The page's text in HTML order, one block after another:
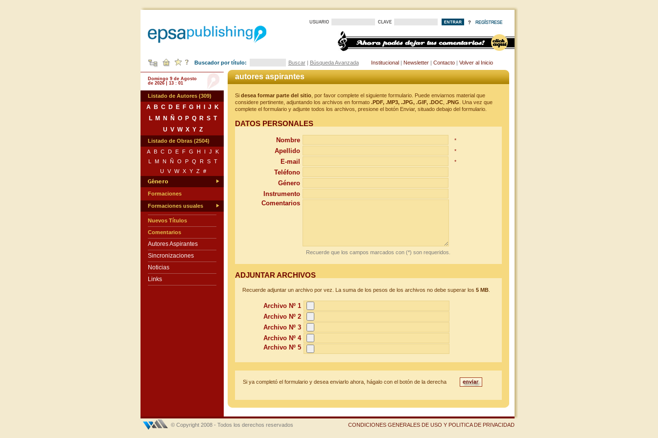
Buscador por título: Buscar| Búsqueda Avanzada Institucional| Newsletter| Contacto| Volver al Inicio
Domingo 9 de Agosto
de 2026 | 13 : 01
Listado de Autores (309)
A B C D E F G H J
K
L
M N Ñ O P Q R S T
U V W X Y Z
Listado de Obras (2504)
A
B C D E F G H I J
K
L
M N Ñ O P Q R S T
U
V W X Y Z #
Formaciones
Formaciones usuales
Nuevos Títulos
Comentarios
Autores Aspirantes
Sincronizaciones
Noticias
Links
autores aspirantes
Sidesea formar parte del sitio, por favor complete el siguiente formulario. Puede enviarnos material que
considere pertinente, adjuntando los archivos en formato.PDF, .MP3, .JPG, .GIF, .DOC, .PNG . Una vez que
complete el formulario y adjunte todos los archivos, presione el botón Enviar, situado debajo del formulario.
DATOS PERSONALES
Nombre *
Apellido *
E-mail *
Teléfono
Género
Instrumento
Comentarios
Recuerde que los campos marcados con (*) son requeridos.
ADJUNTAR ARCHIVOS
Recuerde adjuntar un archivo por vez. La suma de los pesos de los archivos no debe superar los 5 MB.
Archivo Nº 1
Archivo Nº 2
Archivo Nº 3
Archivo Nº 4
Archivo Nº 5
Si ya completó el formulario y desea enviarlo ahora, hágalo con el botón de la derecha
© Copyright 2008 - Todos los derechos reservados CONDICIONES GENERALES DE USO Y POLITICA DE PRIVACIDAD